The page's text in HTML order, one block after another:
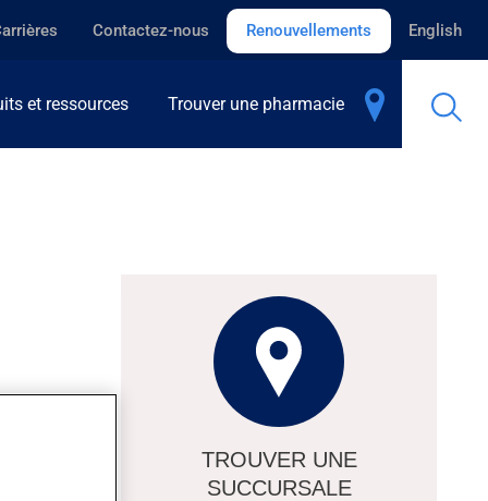
Contactez-nous Renouvellements English
et ressources Trouver une pharmacie
TROUVER UNE
SUCCURSALE